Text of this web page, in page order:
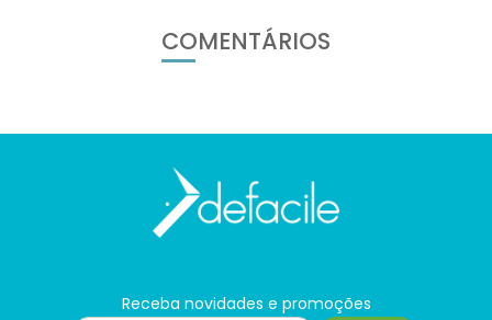
COMENTÁRIOS
Receba novidades e promoções